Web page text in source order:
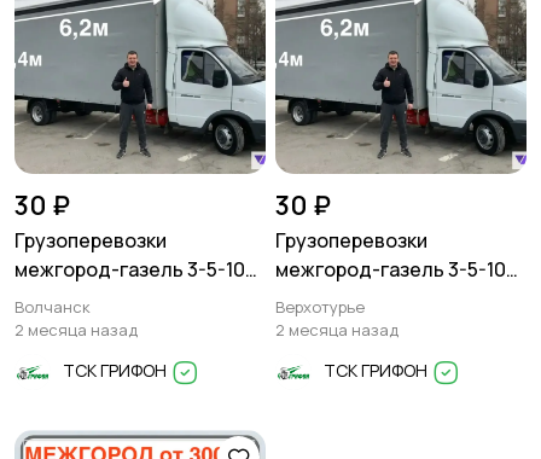
30 ₽
Грузоперевозки
межгород-газель 3-5-10
тонн
Волчанск
2 месяца назад
ТСК ГРИФОН
30 ₽
Грузоперевозки
межгород-газель 3-5-10
тонн
Верхотурье
2 месяца назад
ТСК ГРИФОН